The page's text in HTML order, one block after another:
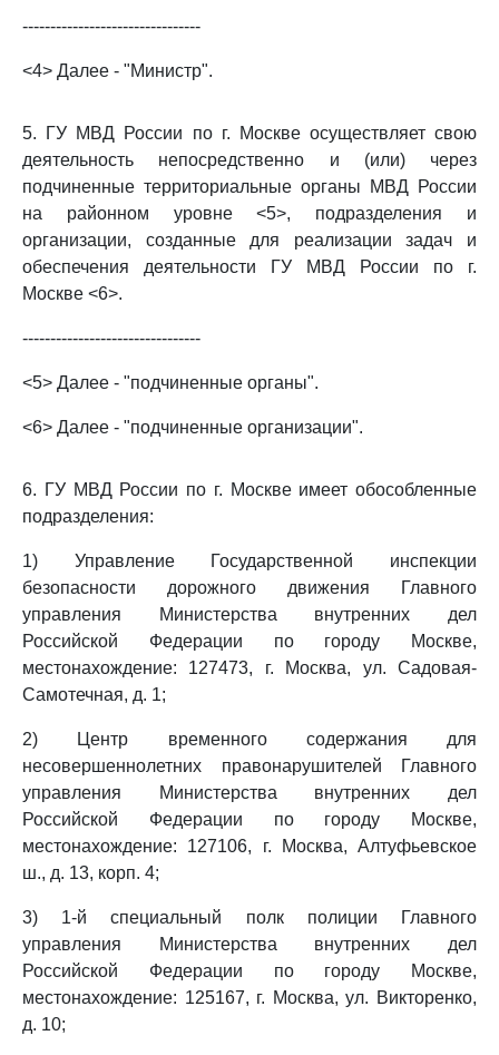
--------------------------------
<4> Далее - "Министр".
5. ГУ МВД России по г. Москве осуществляет свою
деятельность непосредственно и (или) через
подчиненные территориальные органы МВД России
на районном уровне <5>, подразделения и
организации, созданные для реализации задач и
обеспечения деятельности ГУ МВД России по г.
Москве <6>.
--------------------------------
<5> Далее - "подчиненные органы".
<6> Далее - "подчиненные организации".
6. ГУ МВД России по г. Москве имеет обособленные
подразделения:
1) Управление Государственной инспекции
безопасности дорожного движения Главного
управления Министерства внутренних дел
Российской Федерации по городу Москве,
местонахождение: 127473, г. Москва, ул. Садовая-
Самотечная, д. 1;
2) Центр временного содержания для
несовершеннолетних правонарушителей Главного
управления Министерства внутренних дел
Российской Федерации по городу Москве,
местонахождение: 127106, г. Москва, Алтуфьевское
ш., д. 13, корп. 4;
3) 1-й специальный полк полиции Главного
управления Министерства внутренних дел
Российской Федерации по городу Москве,
местонахождение: 125167, г. Москва, ул. Викторенко,
д. 10;